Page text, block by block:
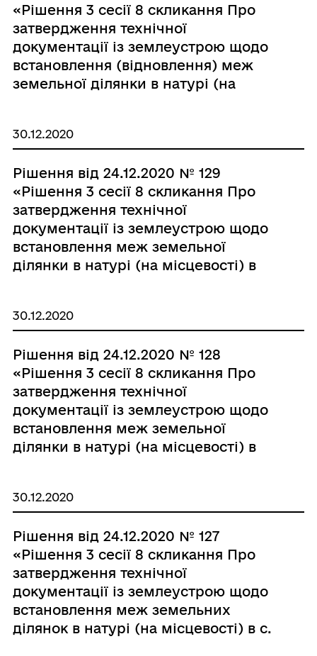
«Рішення 3 сесії 8 скликання Про
затвердження технічної
документації із землеустрою щодо
встановлення (відновлення) меж
земельної ділянки в натурі (на
30.12.2020
Рішення від 24.12.2020 № 129
«Рішення 3 сесії 8 скликання Про
затвердження технічної
документації із землеустрою щодо
встановлення меж земельної
ділянки в натурі (на місцевості) в
30.12.2020
Рішення від 24.12.2020 № 128
«Рішення 3 сесії 8 скликання Про
затвердження технічної
документації із землеустрою щодо
встановлення меж земельної
ділянки в натурі (на місцевості) в
30.12.2020
Рішення від 24.12.2020 № 127
«Рішення 3 сесії 8 скликання Про
затвердження технічної
документації із землеустрою щодо
встановлення меж земельних
ділянок в натурі (на місцевості) в с.